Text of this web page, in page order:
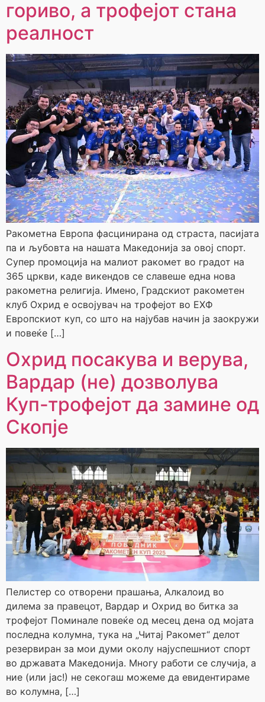
гориво, а трофејот стана
реалност
Ракометна Европа фасцинирана од страста, пасијата
па и љубовта на нашата Македонија за овој спорт.
Супер промоција на малиот ракомет во градот на
365 цркви, каде викендов се славеше една нова
ракометна религија. Имено, Градскиот ракометен
клуб Охрид е освојувач на трофејот во ЕХФ
Европскиот куп, со што на најубав начин ја заокружи
и повеќе […]
Охрид посакува и верува,
Вардар (не) дозволува
Куп-трофејот да замине од
Скопје
Пелистер со отворени прашања, Алкалоид во
дилема за правецот, Вардар и Охрид во битка за
трофејот Поминале повеќе од месец дена од мојата
последна колумна, тука на „Читај Ракомет“ делот
резервиран за мои думи околу најуспешниот спорт
во државата Македонија. Многу работи се случија, а
ние (или јас!) не секогаш можеме да евидентираме
во колумна, […]